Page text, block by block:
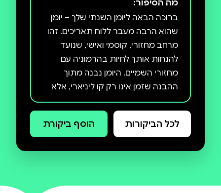
מה הסיפור:
ברוכה הבאה ליומן השנתי שלך – יומן
שהוא הרבה מעבר ללוח תאריכים. זהו
מרחב מחזורי, קוסמי ואישי, שנועד
להנחות אותך לחיות בהרמוניה עם
מחזורי השמיים. היומן נבנה מתוך
ההבנה שזמן אינו רק קו ליניארי, אלא
✦ הסבר קצר ופשוט על מעברי
המלא, מולד הירח ומעבר השמש לסימן
לכל הביקורות הוסף ביקורת